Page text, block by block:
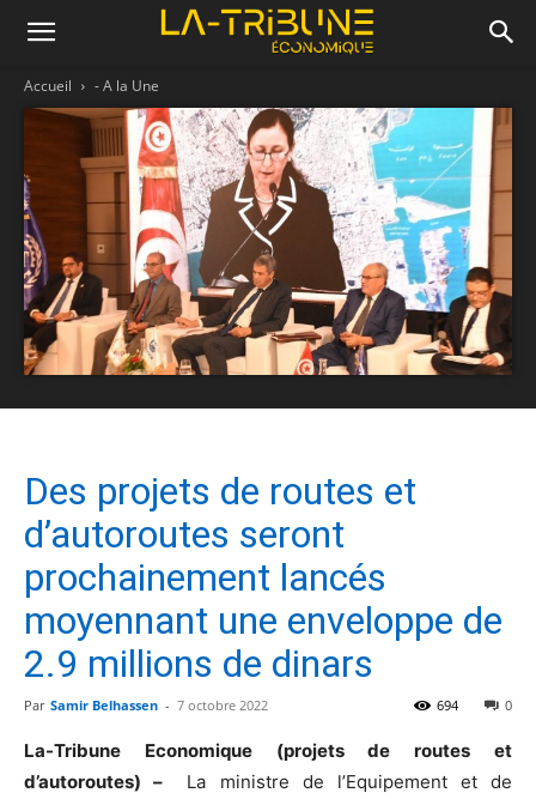
Accueil - A la Une
Des projets de routes et
d’autoroutes seront
prochainement lancés
moyennant une enveloppe de
2.9 millions de dinars
Par Samir Belhassen - 7 octobre 2022 0
694
La-Tribune Economique (projets de routes et
d’autoroutes) – La ministre de l’Equipement et de